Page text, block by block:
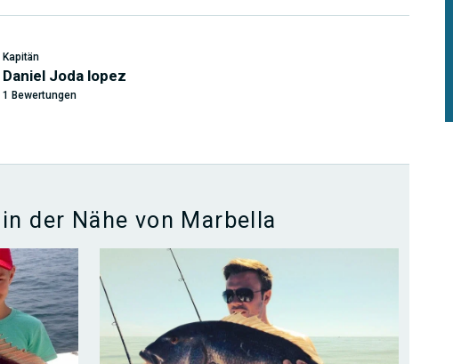
Kapitän
Daniel Joda lopez
1 Bewertungen
der Nähe von Marbella